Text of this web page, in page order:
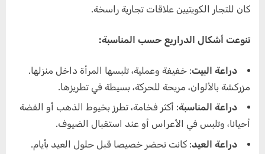
كان للتجار الكويتيين علاقات تجارية راسخة.
تنوعت أشكال الدراريع حسب المناسبة:
دراعة البيت: خفيفة وعملية، تلبسها المرأة داخل منزلها.
مزركشة بالألوان، مريحة للحركة، بسيطة في تطريزها.
دراعة المناسبة: أكثر فخامة، تطرز بخيوط الذهب أو الفضة
أحيانا، وتلبس في الأعراس أو عند استقبال الضيوف.
دراعة العيد: كانت تحضر خصيصا قبل حلول العيد بأيام.